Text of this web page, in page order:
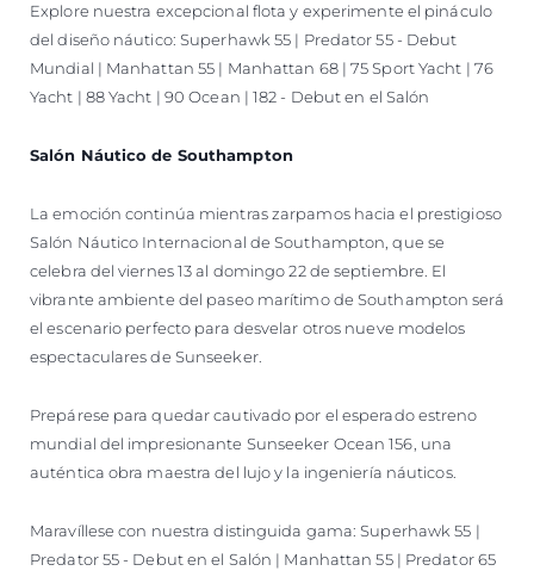
Explore nuestra excepcional flota y experimente el pináculo
del diseño náutico: Superhawk 55 | Predator 55 - Debut
Mundial | Manhattan 55 | Manhattan 68 | 75 Sport Yacht | 76
Yacht | 88 Yacht | 90 Ocean | 182 - Debut en el Salón
Salón Náutico de Southampton
La emoción continúa mientras zarpamos hacia el prestigioso
Salón Náutico Internacional de Southampton, que se
celebra del viernes 13 al domingo 22 de septiembre. El
vibrante ambiente del paseo marítimo de Southampton será
el escenario perfecto para desvelar otros nueve modelos
espectaculares de Sunseeker.
Prepárese para quedar cautivado por el esperado estreno
mundial del impresionante Sunseeker Ocean 156, una
auténtica obra maestra del lujo y la ingeniería náuticos.
Maravíllese con nuestra distinguida gama: Superhawk 55 |
Predator 55 - Debut en el Salón | Manhattan 55 | Predator 65